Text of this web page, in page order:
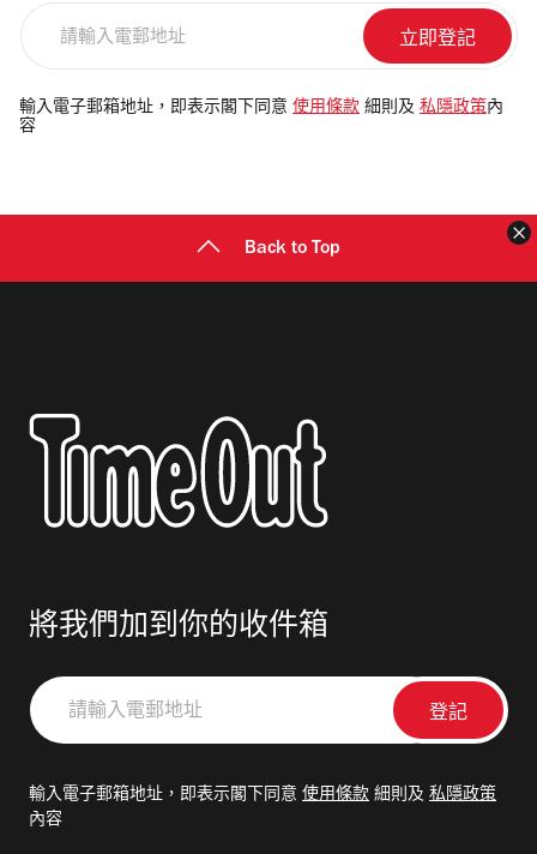
電
郵
輸入電子郵箱地址，即表示閣下同意 使用條款 細則及 私隱政策 內
容
Back to Top
將我們加到你的收件箱
請
輸
郵
輸入電子郵箱地址，即表示閣下同意 使用條款 細則及 私隱政策
內容